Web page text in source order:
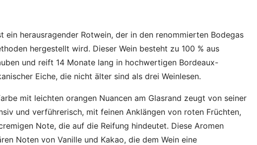
ein herausragender Rotwein, der in den renommierten Bodegas
hergestellt wird. Dieser Wein besteht zu 100 % aus
und reift 14 Monate lang in hochwertigen Bordeaux-
Eiche, die nicht älter sind als drei Weinlesen.
mit leichten orangen Nuancen am Glasrand zeugt von seiner
und verführerisch, mit feinen Anklängen von roten Früchten,
Note, die auf die Reifung hindeutet. Diese Aromen
Noten von Vanille und Kakao, die dem Wein eine